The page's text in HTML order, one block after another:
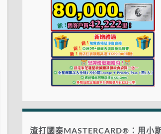
渣打國泰MASTERCARD®：用小